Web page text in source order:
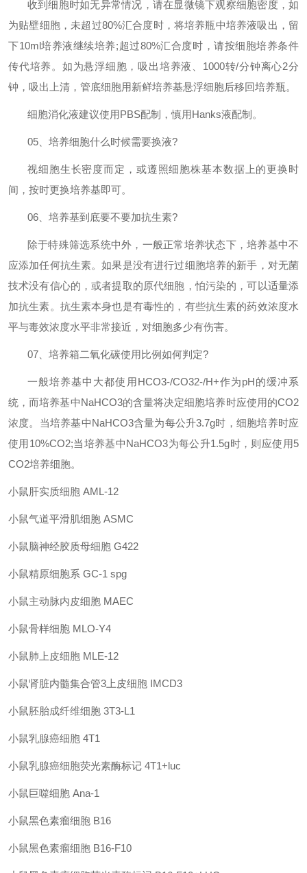
收到细胞时如无异常情况，请在显微镜下观察细胞密度，如
为贴壁细胞，未超过80%汇合度时，将培养瓶中培养液吸出，留
下10ml培养液继续培养;超过80%汇合度时，请按细胞培养条件
传代培养。如为悬浮细胞，吸出培养液、 1000转/分钟离心2分
钟，吸出上清，管底细胞用新鲜培养基悬浮细胞后移回培养瓶。
细胞消化液建议使用PBS配制，慎用Hanks液配制。
05 、培养细胞什么时候需要换液?
视细胞生长密度而定，或遵照细胞株基本数据上的更换时
间，按时更换培养基即可。
06 、培养基到底要不要加抗生素?
除于特殊筛选系统中外，一般正常培养状态下，培养基中不
应添加任何抗生素。如果是没有进行过细胞培养的新手，对无菌
技术没有信心的，或者提取的原代细胞，怕污染的，可以适量添
加抗生素。抗生素本身也是有毒性的，有些抗生素的药效浓度水
平与毒效浓度水平非常接近，对细胞多少有伤害。
07 、培养箱二氧化碳使用比例如何判定?
一般培养基中大都使用 HCO3-/CO32-/H+作为pH的缓冲系
统，而培养基中NaHCO3的含量将决定细胞培养时应使用的CO2
浓度。当培养基中NaHCO3含量为每公升3.7g时，细胞培养时应
使用 10%CO2;当培养基中NaHCO3为每公升1.5g时，则应使用5
CO2培养细胞。
小鼠肝实质细胞 AML-12
小鼠气道平滑肌细胞 ASMC
小鼠脑神经胶质母细胞 G422
小鼠精原细胞系 GC-1 spg
小鼠主动脉内皮细胞 MAEC
小鼠骨样细胞 MLO-Y4
小鼠肺上皮细胞 MLE-12
小鼠肾脏内髓集合管3 上皮细胞 IMCD3
小鼠胚胎成纤维细胞 3T3-L1
小鼠乳腺癌细胞 4T1
小鼠乳腺癌细胞荧光素酶标记 4T1+luc
小鼠巨噬细胞 Ana-1
小鼠黑色素瘤细胞 B16
小鼠黑色素瘤细胞 B16-F10